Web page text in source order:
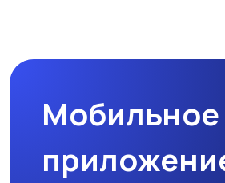
Тренажеры и фитнес
Мобильное